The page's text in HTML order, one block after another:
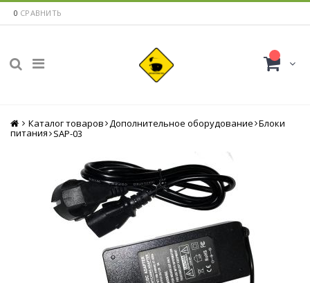
0 СРАВНИТЬ
Главная
Каталог товаров Дополнительное оборудование Блоки
питания SAP-03